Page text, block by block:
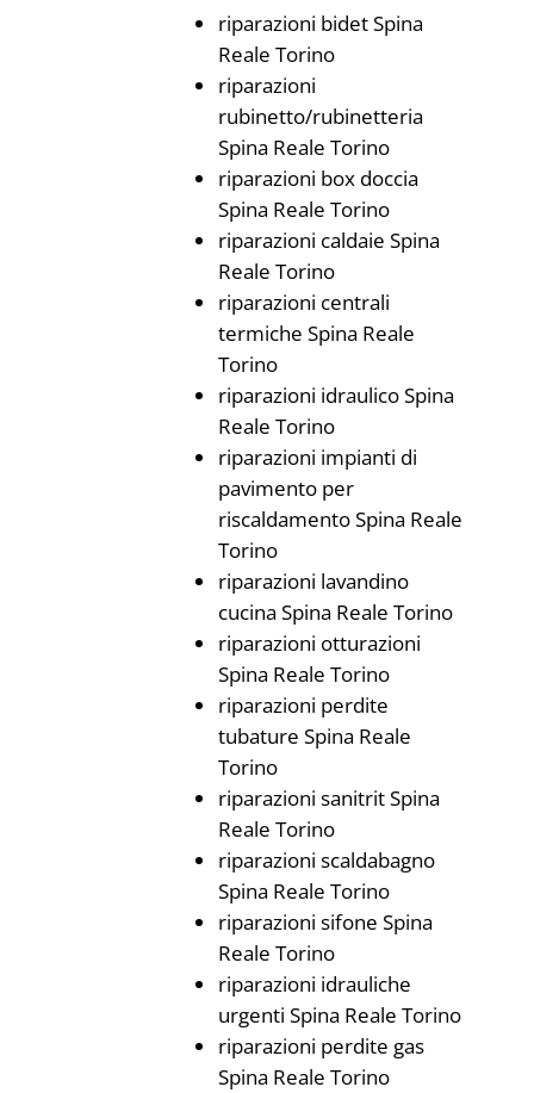
riparazioni bidet Spina
Reale Torino
riparazioni
rubinetto/rubinetteria
Spina Reale Torino
riparazioni box doccia
Spina Reale Torino
riparazioni caldaie Spina
Reale Torino
riparazioni centrali
termiche Spina Reale
Torino
riparazioni idraulico Spina
Reale Torino
riparazioni impianti di
pavimento per
riscaldamento Spina Reale
Torino
riparazioni lavandino
cucina Spina Reale Torino
riparazioni otturazioni
Spina Reale Torino
riparazioni perdite
tubature Spina Reale
Torino
riparazioni sanitrit Spina
Reale Torino
riparazioni scaldabagno
Spina Reale Torino
riparazioni sifone Spina
Reale Torino
riparazioni idrauliche
urgenti Spina Reale Torino
riparazioni perdite gas
Spina Reale Torino